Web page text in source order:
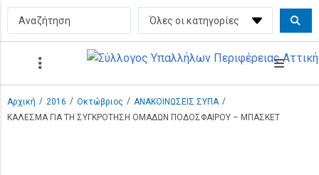
Αρχική / 2016 / Οκτώβριος / ΑΝΑΚΟΙΝΩΣΕΙΣ ΣΥΠΑ /
ΚΑΛΕΣΜΑ ΓΙΑ ΤΗ ΣΥΓΚΡΟΤΗΣΗ ΟΜΑΔΩΝ ΠΟΔΟΣΦΑΙΡΟΥ – ΜΠΑΣΚΕΤ